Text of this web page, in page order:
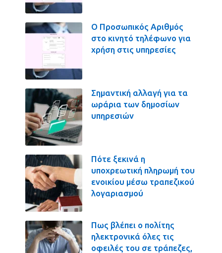
Ο Προσωπικός Αριθμός
στο κινητό τηλέφωνο για
χρήση στις υπηρεσίες
Σημαντική αλλαγή για τα
ωράρια των δημοσίων
υπηρεσιών
Πότε ξεκινά η
υποχρεωτική πληρωμή του
ενοικίου μέσω τραπεζικού
λογαριασμού
Πως βλέπει ο πολίτης
ηλεκτρονικά όλες τις
οφειλές του σε τράπεζες,